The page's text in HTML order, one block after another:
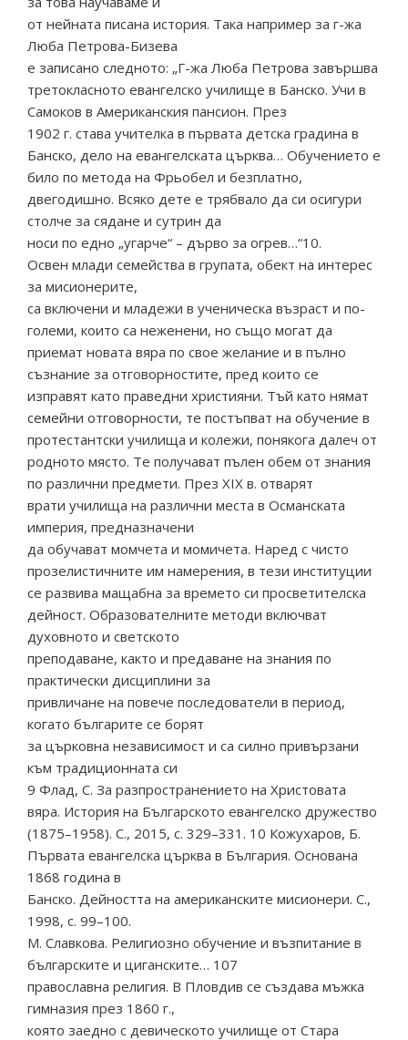
от нейната писана история. Така например за г-жа
Люба Петрова-Бизева
е записано следното: „Г-жа Люба Петрова завършва
третокласното евангелско училище в Банско. Учи в
Самоков в Американския пансион. През
1902 г. става учителка в първата детска градина в
Банско, дело на евангелската църква… Обучението е
било по метода на Фрьобел и безплатно,
двегодишно. Всяко дете е трябвало да си осигури
столче за сядане и сутрин да
носи по едно „угарче“ – дърво за огрев…“10.
Освен млади семейства в групата, обект на интерес
за мисионерите,
са включени и младежи в ученическа възраст и по-
големи, които са неженени, но също могат да
приемат новата вяра по свое желание и в пълно
съзнание за отговорностите, пред които се
изправят като праведни християни. Тъй като нямат
семейни отговорности, те постъпват на обучение в
протестантски училища и колежи, понякога далеч от
родното място. Те получават пълен обем от знания
по различни предмети. През ХІХ в. отварят
врати училища на различни места в Османската
империя, предназначени
да обучават момчета и момичета. Наред с чисто
прозелистичните им намерения, в тези институции
се развива мащабна за времето си просветителска
дейност. Образователните методи включват
духовното и светското
преподаване, както и предаване на знания по
практически дисциплини за
привличане на повече последователи в период,
когато българите се борят
за църковна независимост и са силно привързани
към традиционната си
9 Флад, С. За разпространението на Христовата
вяра. История на Българското евангелско дружество
(1875–1958). С., 2015, с. 329–331. 10 Кожухаров, Б.
Първата евангелска църква в България. Основана
1868 година в
Банско. Дейността на американските мисионери. С.,
1998, с. 99–100.
М. Славкова. Религиозно обучение и възпитание в
българските и циганските… 107
православна религия. В Пловдив се създава мъжка
гимназия през 1860 г.,
която заедно с девическото училище от Стара